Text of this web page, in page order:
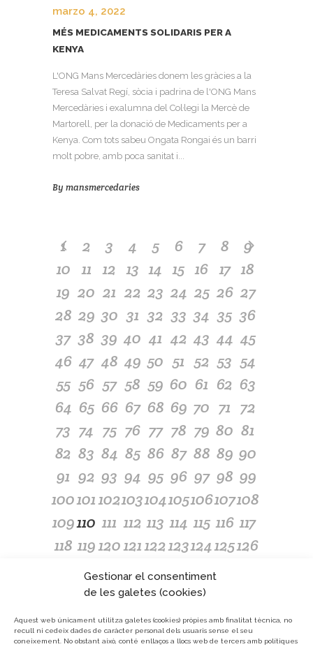
Gestionar el consentiment
de les galetes (cookies)
Aquest web únicament utilitza galetes (cookies) pròpies amb finalitat tècnica, no
recull ni cedeix dades de caràcter personal dels usuaris sense el seu
coneixement.
No obstant això, conté enllaços a llocs web de tercers amb polítiques
marzo 4, 2022
MÉS MEDICAMENTS SOLIDARIS PER A
KENYA
L'ONG Mans Mercedàries donem les gràcies a la
Teresa Salvat Regí, sòcia i padrina de l'ONG Mans
Mercedàries i exalumna del Col·legi la Mercè de
Martorell, per la donació de Medicaments per a
Kenya. Com tots sabeu Ongata Rongai és un barri
molt pobre, amb poca sanitat i...
By mansmercedaries
1 2 3 4 5 6 7 8
9
10 11 12 13 14 15 16 17 18
19 20 21 22 23 24 25 26 27
28 29 30 31 32 33 34 35 36
37 38 39 40 41 42 43 44 45
46 47 48 49 50 51 52 53 54
55 56 57 58 59 60 61 62 63
64 65 66 67 68 69 70 71 72
73 74 75 76 77 78 79 80 81
82 83 84 85 86 87 88 89 90
91 92 93 94 95 96 97 98 99
100101102103104105106107108
109110 111 112 113 114 115 116 117
118 119120121122123124125126
128 129 130 132 134
137138139140141142
145146 147148149150 151 152 153
154155156157158159160161162